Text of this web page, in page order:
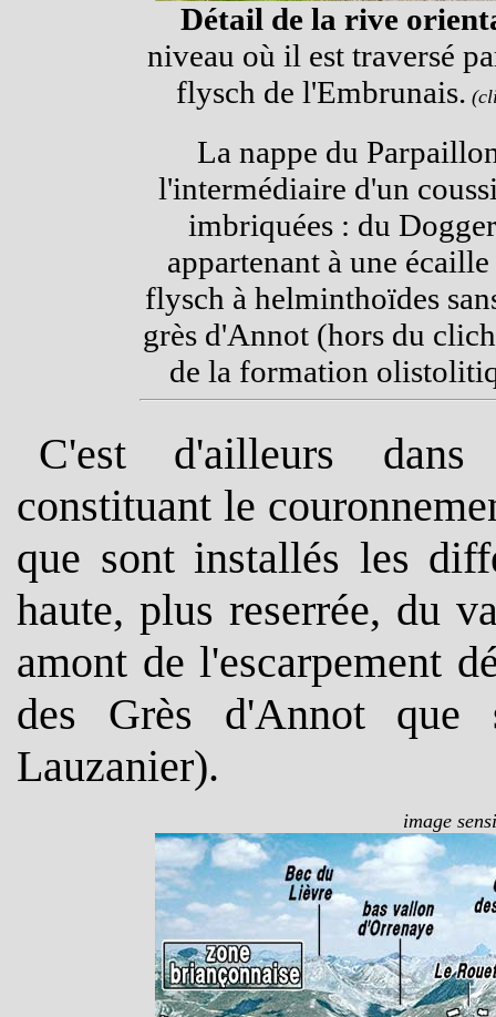
Détail de la rive
niveau où il est traversé
flysch de l'Embrunais.
La nappe du
l'intermédiaire d'un
imbriquées : du
appartenant à une
flysch à helminthoïdes
grès d'Annot (hors du
de la formation
C'est d'ailleurs dans
constituant le
que sont installés les
haute, plus reserrée, du
amont de l'escarpement
des Grès d'Annot
Lauzanier).
image